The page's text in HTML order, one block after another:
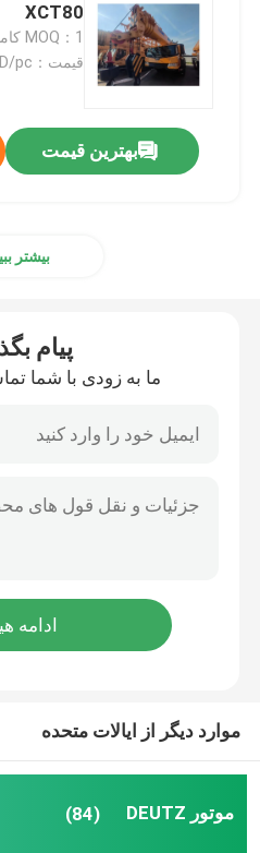
محصولات
XCT80
MOQ：1 کامپیوتر
قیمت：115000USD/pc
بهترین قیمت
بیشتر
پیام
ما به زودی با شما
موارد دیگر از ایالات متحده
موتور DEUTZ (84)